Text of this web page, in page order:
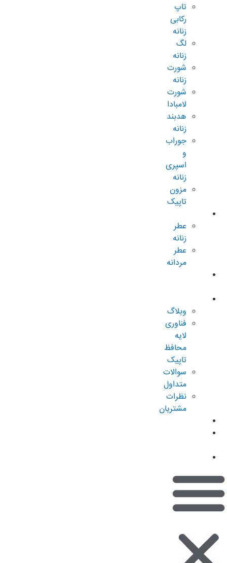
تاپ
رکابی
زنانه
لگ
زنانه
شورت
زنانه
شورت
لامبادا
هدبند
زنانه
جوراب
و
اسپری
زنانه
مزون
تاپیک
عطر
زنانه
عطر
مردانه
وبلاگ
فناوری
لایه
محافظ
تاپیک
سوالات
متداول
نظرات
مشتریان